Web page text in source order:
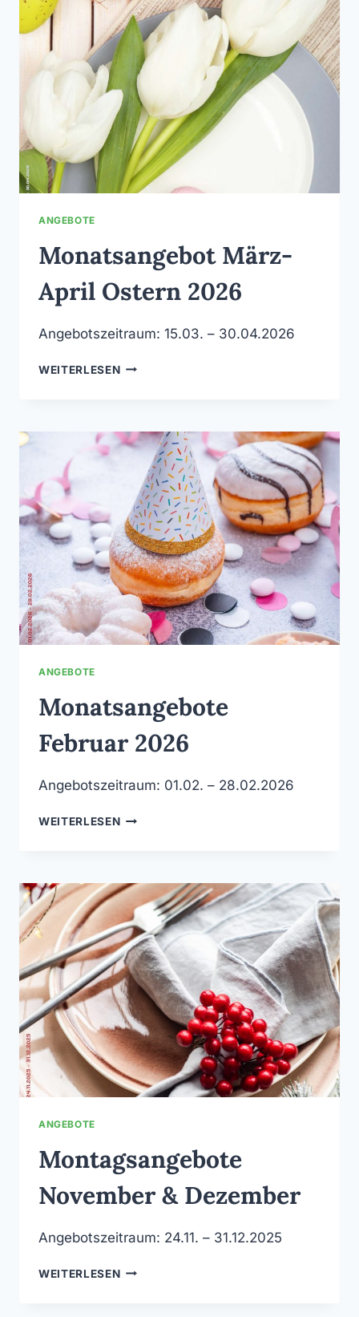
ANGEBOTE
Monatsangebot März-
April Ostern 2026
Angebotszeitraum: 15.03. – 30.04.2026
WEITERLESENMONATSANGEBOT
2026
ANGEBOTE
Monatsangebote
Februar 2026
Angebotszeitraum: 01.02. – 28.02.2026
WEITERLESENMONATSANGEBOTE
ANGEBOTE
Montagsangebote
November & Dezember
Angebotszeitraum: 24.11. – 31.12.2025
WEITERLESENMONTAGSANGEBOTE